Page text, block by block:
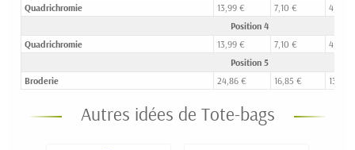
Quadrichromie
13,99 € 7,10 €
4,77 €
Position 4
Quadrichromie
13,99 € 7,10 €
4,77 €
Position 5
Broderie
24,86 € 16,85 € 13,96
Autres idées de Tote-bags